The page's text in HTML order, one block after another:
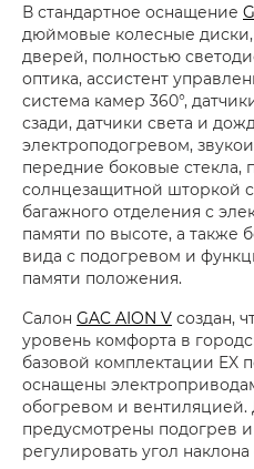
В стандартное оснащение
дюймовые колесные
дверей, полностью
оптика, ассистент
система камер 360°,
сзади, датчики света и
электроподогревом,
передние боковые стекла,
солнцезащитной шторкой
багажного отделения с
памяти по высоте, а также
вида с подогревом и
памяти положения.
Салон GAC AION V создан,
уровень комфорта в
базовой комплектации EX
оснащены
обогревом и вентиляцией.
предусмотрены подогрев
регулировать угол